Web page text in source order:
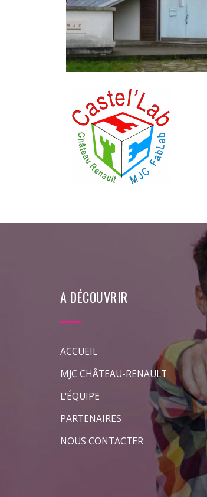
A DÉCOUVRIR
ACCUEIL
MJC CHÂTEAU-RENAULT
L'ÉQUIPE
PARTENAIRES
NOUS CONTACTER